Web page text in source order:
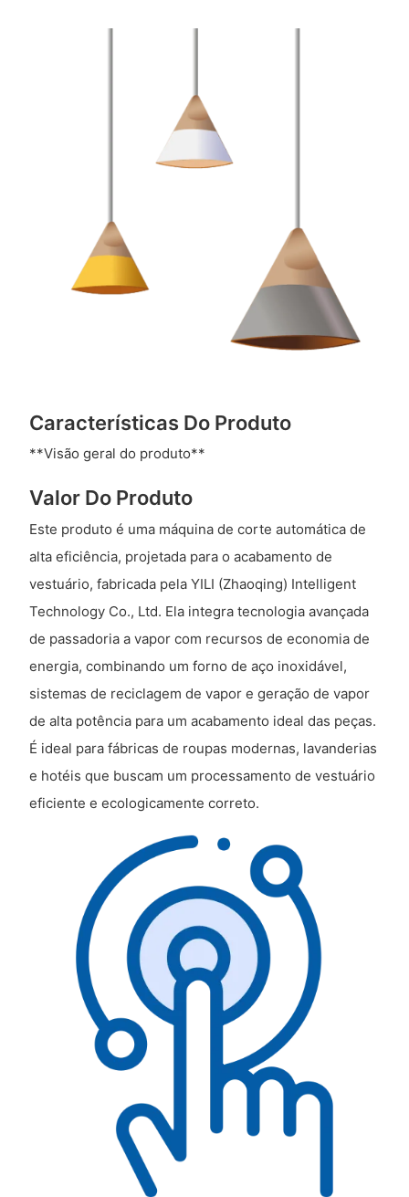
Características Do Produto
**Visão geral do produto**
Valor Do Produto
Este produto é uma máquina de corte automática de
alta eficiência, projetada para o acabamento de
vestuário, fabricada pela YILI (Zhaoqing) Intelligent
Technology Co., Ltd. Ela integra tecnologia avançada
de passadoria a vapor com recursos de economia de
energia, combinando um forno de aço inoxidável,
sistemas de reciclagem de vapor e geração de vapor
de alta potência para um acabamento ideal das peças.
É ideal para fábricas de roupas modernas, lavanderias
e hotéis que buscam um processamento de vestuário
eficiente e ecologicamente correto.